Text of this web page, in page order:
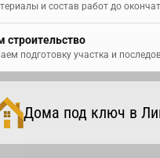
и состав работ до
строительство
подготовку участка и
Дома под ключ в